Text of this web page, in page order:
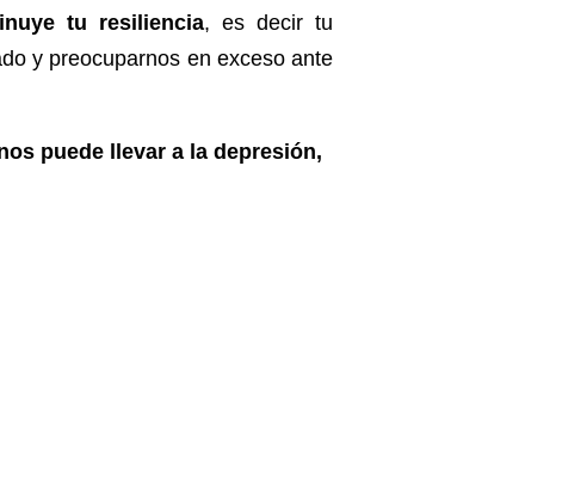
tu resiliencia, es decir tu
y preocuparnos en exceso ante
puede llevar a la depresión,